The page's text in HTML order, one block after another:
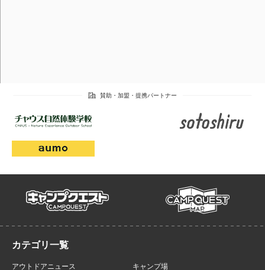
campquest campmap
アウトドアニュース キャンプ場